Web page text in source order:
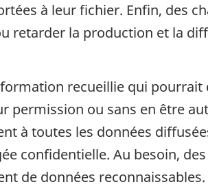
à leur fichier. Enfin, des
retarder la production et la
recueillie qui
ou sans en être
à toutes les données
confidentielle. Au besoin,
de données reconnaissables.